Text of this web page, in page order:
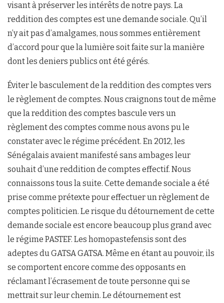
visant à préserver les intérêts de notre pays. La
reddition des comptes est une demande sociale. Qu’il
n’y ait pas d’amalgames, nous sommes entièrement
d’accord pour que la lumière soit faite sur la manière
dont les deniers publics ont été gérés.
Éviter le basculement de la reddition des comptes vers
le règlement de comptes. Nous craignons tout de même
que la reddition des comptes bascule vers un
règlement des comptes comme nous avons pu le
constater avec le régime précédent. En 2012, les
Sénégalais avaient manifesté sans ambages leur
souhait d’une reddition de comptes effectif. Nous
connaissons tous la suite. Cette demande sociale a été
prise comme prétexte pour effectuer un règlement de
comptes politicien. Le risque du détournement de cette
demande sociale est encore beaucoup plus grand avec
le régime PASTEF. Les homopastefensis sont des
adeptes du GATSA GATSA. Même en étant au pouvoir, ils
se comportent encore comme des opposants en
réclamant l’écrasement de toute personne qui se
mettrait sur leur chemin. Le détournement est